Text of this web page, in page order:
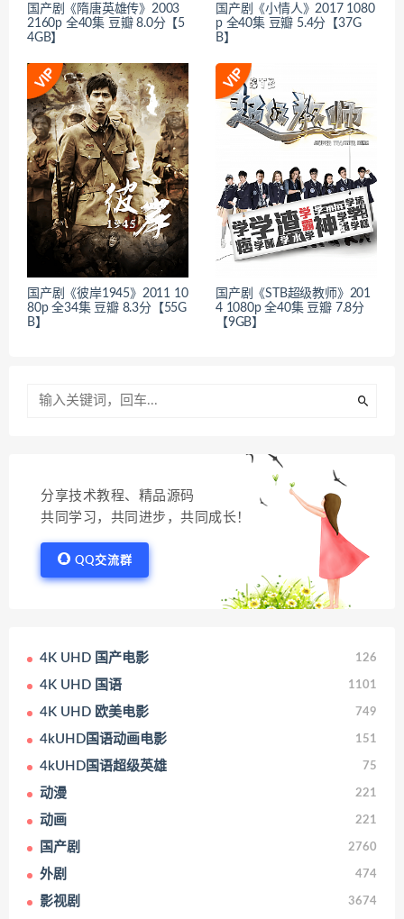
国产剧《隋唐英雄传》2003
2160p 全40集 豆瓣 8.0分【5
4GB】
国产剧《小情人》2017 1080
p 全40集 豆瓣 5.4分【37G
B】
国产剧《彼岸1945》2011 10
80p 全34集 豆瓣 8.3分【55G
B】
国产剧《STB超级教师》201
4 1080p 全40集 豆瓣 7.8分
【9GB】
分享技术教程、精品源码
共同学习，共同进步，共同成长！
QQ交流群
4K UHD 国产电影 126
4K UHD 国语 1101
4K UHD 欧美电影 749
4kUHD国语动画电影 151
4kUHD国语超级英雄 75
动漫 221
动画 221
国产剧 2760
外剧 474
影视剧 3674